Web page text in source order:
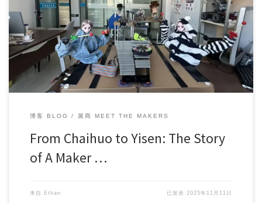
Maker Faire Shenzhen 2025 is approaching, bringing […]
博客 BLOG 展商 MEET THE MAKERS
From Chaihuo to Yisen: The Story
of A Maker …
来自 Ethan 已发表 2025年11月11日